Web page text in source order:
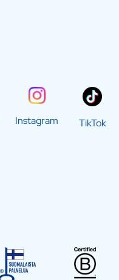
Instagram TikTok